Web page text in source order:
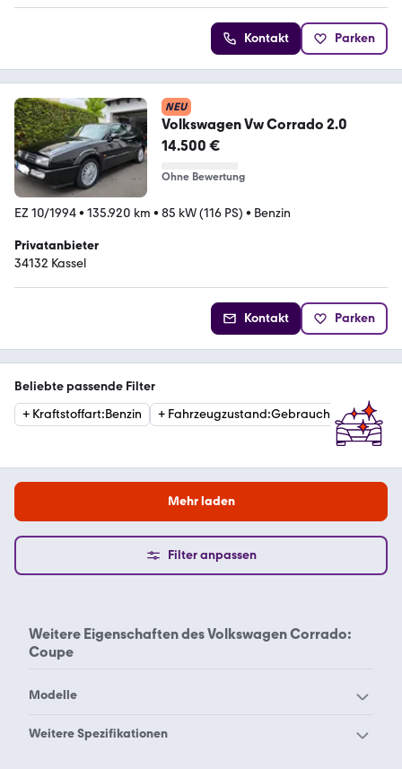
Kontakt Parken
NEU
Volkswagen Vw Corrado 2.0
14.500 €
Ohne Bewertung
EZ 10/1994• 135.920 km • 85 kW (116 PS) • Benzin
Privatanbieter
34132 Kassel
Kontakt Parken
Beliebte passende Filter
+ Kraftstoffart:Benzin + Fahrzeugzustand:Gebraucht +
Mehr laden
Filter anpassen
Weitere Eigenschaften desVolkswagen Corrado:
Coupe
Modelle
VW 181
Weitere Spezifikationen